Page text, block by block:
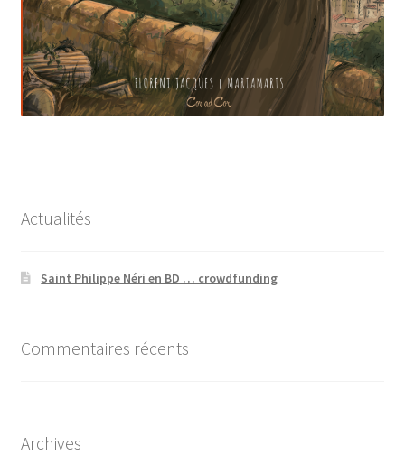
Panier
Points de vente
Une enquête
Validation de la commande
Actualités
Saint Philippe Néri en BD … crowdfunding
Commentaires récents
Archives